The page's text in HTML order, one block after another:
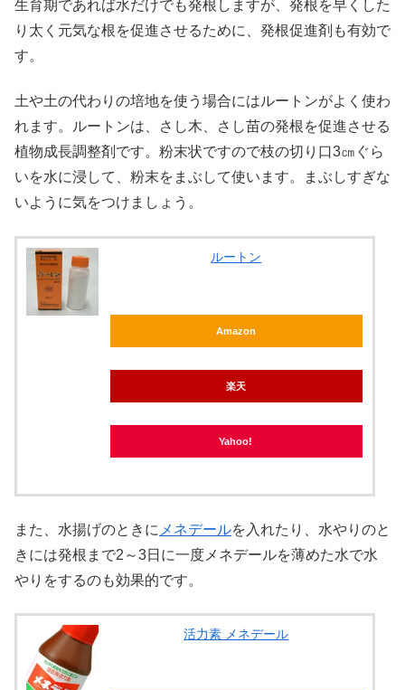
生育期であれば水だけでも発根しますが、発根を早くした
り太く元気な根を促進させるために、発根促進剤も有効で
す。
土や土の代わりの培地を使う場合にはルートンがよく使わ
れます。ルートンは、さし木、さし苗の発根を促進させる
植物成長調整剤です。粉末状ですので枝の切り口3㎝ぐら
いを水に浸して、粉末をまぶして使います。まぶしすぎな
いように気をつけましょう。
ルートン
Amazon
楽天
Yahoo!
また、水揚げのときに メネデールを入れたり、水やりのと
きには発根まで2～3日に一度メネデールを薄めた水で水
やりをするのも効果的です。
活力素 メネデール
Facebook
LINE